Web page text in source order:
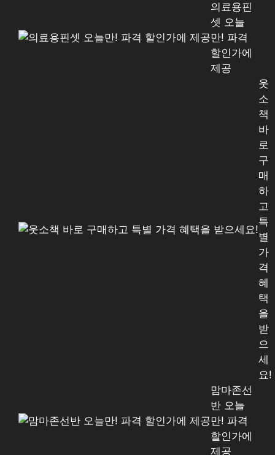
의료용핀
셋 오늘
만! 파격
할인가에
제공
웃
소
책
바
로
구
매
하
고
특
별
가
격
혜
택
을
받
으
세
요!
맘마존선
반 오늘
만! 파격
할인가에
제공